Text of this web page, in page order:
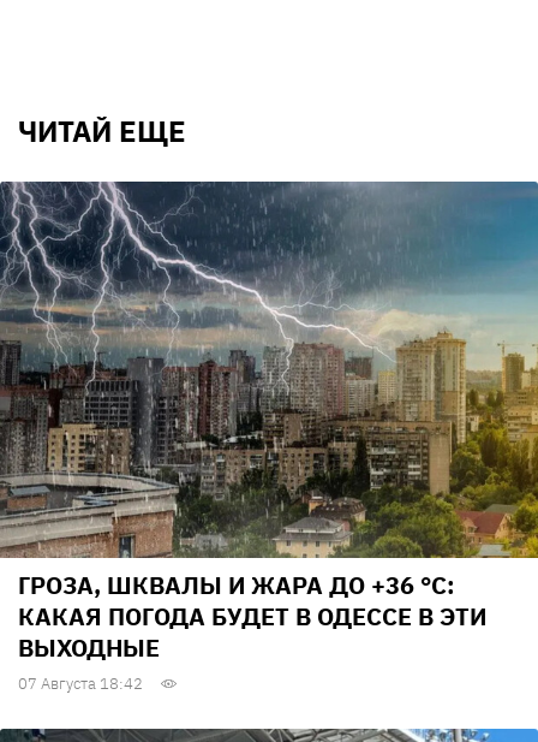
ЧИТАЙ ЕЩЕ
ГРОЗА, ШКВАЛЫ И ЖАРА ДО +36 °С:
КАКАЯ ПОГОДА БУДЕТ В ОДЕССЕ В ЭТИ
ВЫХОДНЫЕ
07 Августа 18:42